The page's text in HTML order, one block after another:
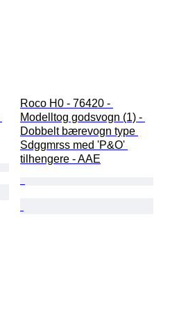
Roco H0 - 76420 -
Modelltog godsvogn (1) -
Dobbelt bærevogn type
Sdggmrss med 'P&O'
tilhengere - AAE